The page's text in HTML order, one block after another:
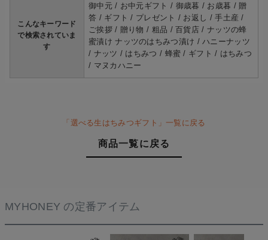
こんなキーワード
で検索されていま
す
御中元 / お中元ギフト / 御歳暮 / お歳暮 / 贈
答 / ギフト / プレゼント / お返し / 手土産 /
ご挨拶 / 贈り物 / 粗品 / 百貨店 / ナッツの蜂
蜜漬け ナッツのはちみつ漬け / ハニーナッツ
/ ナッツ / はちみつ / 蜂蜜 / ギフト / はちみつ
/ マヌカハニー
「選べる生はちみつギフト」一覧に戻る
商品一覧に戻る
MYHONEY の定番アイテム